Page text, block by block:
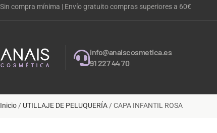
Sin compra mínima | Envío gratuito compras superiores a 60€
info@anaiscosmetica.es
91 227 44 70
Inicio/ UTILLAJE DE PELUQUERÍA/ CAPA INFANTIL ROSA